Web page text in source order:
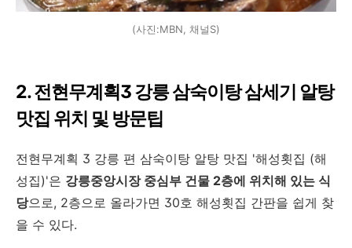
(사진:MBN, 채널S)
2. 전현무계획3 강릉 삼숙이탕 삼세기 알탕
맛집 위치 및 방문팁
전현무계획 3 강릉 편 삼숙이탕 알탕 맛집 '해성횟집 (해
성집)'은 강릉중앙시장 중심부 건물 2층에 위치해 있는 식
당으로, 2층으로 올라가면 30호 해성횟집 간판을 쉽게 찾
을 수 있다.